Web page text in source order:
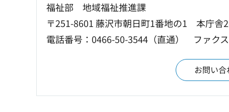
福祉部 地域福祉推進課
〒251-8601 藤沢市朝日町1番地の1 本庁舎
電話番号：0466-50-3544（直通）
ファク
お問い合